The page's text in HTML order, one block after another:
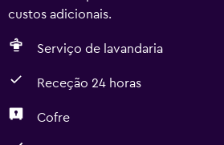
custos adicionais.
Serviço de lavandaria
Receção 24 horas
Cofre